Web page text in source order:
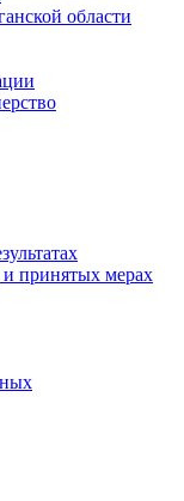
области
принятых мерах